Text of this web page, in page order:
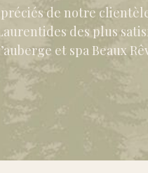
de notre
des plus
et spa Beaux